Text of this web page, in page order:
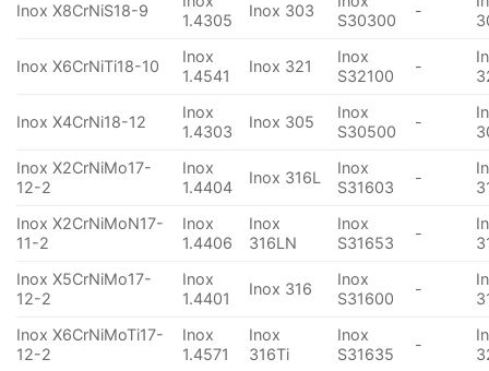
Inox X8CrNiS18-9
1.4305
Inox 303
S30300
-
Inox X6CrNiTi18-10
Inox
1.4541
Inox 321
Inox
S32100
-
Inox X4CrNi18-12
Inox
1.4303
Inox 305
Inox
S30500
-
Inox X2CrNiMo17-
12-2
Inox
1.4404
Inox 316L
Inox
S31603
-
Inox X2CrNiMoN17-
11-2
Inox
1.4406
Inox
316LN
Inox
S31653
-
Inox X5CrNiMo17-
12-2
Inox
1.4401
Inox 316
Inox
S31600
-
Inox X6CrNiMoTi17-
12-2
Inox
1.4571
Inox
316Ti
Inox
S31635
-